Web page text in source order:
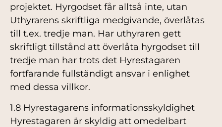
projektet. Hyrgodset får alltså inte, utan
Uthyrarens skriftliga medgivande, överlåtas
till t.ex. tredje man. Har uthyraren gett
skriftligt tillstånd att överlåta hyrgodset till
tredje man har trots det Hyrestagaren
fortfarande fullständigt ansvar i enlighet
med dessa villkor.
1.8 Hyrestagarens informationsskyldighet
Hyrestagaren är skyldig att omedelbart